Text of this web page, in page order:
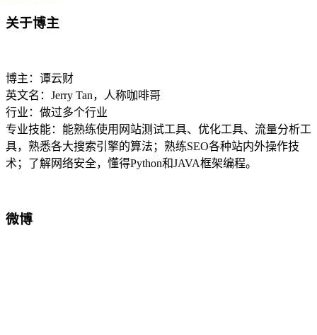
关于博主
博主：谭云财
英文名：Jerry Tan，人称咖啡哥
行业：做过多个行业
专业技能：能熟练使用网站测试工具、优化工具、流量分析工
具，熟悉各大搜索引擎的算法；熟练SEO各种站内外操作技
术；了解网络安全，懂得Python和JAVA框架编程。
微博